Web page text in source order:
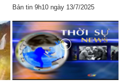
Bản tin 9h10 ngày 13/7/2025